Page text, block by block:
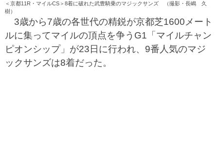
＜京都11R・マイルCS＞8着に破れた武豊騎乗のマジックサンズ （撮影・長嶋 久
樹）
3歳から7歳の各世代の精鋭が京都芝1600メート
ルに集ってマイルの頂点を争うG1「マイルチャン
ピオンシップ」が23日に行われ、9番人気のマジ
ックサンズは8着だった。